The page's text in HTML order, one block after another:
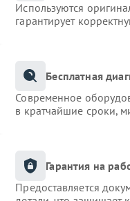
Используются
гарантирует
Бесплатная
Современное
в кратчайшие сроки,
Гарантия на
Предоставляется